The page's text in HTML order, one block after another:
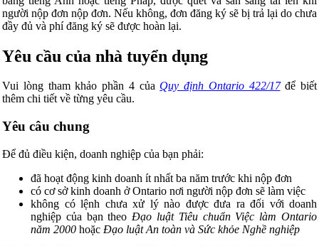
người nộp đơn nộp đơn. Nếu không, đơn đăng ký sẽ bị trả lại do chưa
đầy đủ và phí đăng ký sẽ được hoàn lại.
Yêu cầu của nhà tuyển dụng
Vui lòng tham khảo phần 4 của Quy định Ontario 422/17để biết
thêm chi tiết về từng yêu cầu.
Yêu câu chung
Để đủ điều kiện, doanh nghiệp của bạn phải:
đã hoạt động kinh doanh ít nhất ba năm trước khi nộp đơn
có cơ sở kinh doanh ở Ontario nơi người nộp đơn sẽ làm việc
không có lệnh chưa xử lý nào được đưa ra đối với doanh
nghiệp của bạn theoĐạo luật Tiêu chuẩn Việc làm Ontario
năm 2000 hoặc Đạo luật An toàn và Sức khỏe Nghề nghiệp